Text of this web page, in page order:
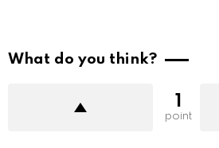
What do you think?
1
point